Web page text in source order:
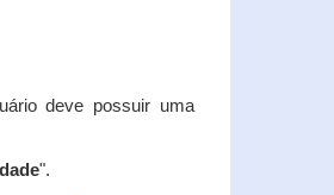
deve possuir uma
".